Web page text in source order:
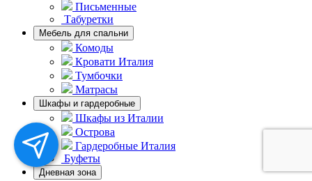
Письменные
Табуретки
Мебель для спальни
Комоды
Кровати Италия
Тумбочки
Матрасы
Шкафы и гардеробные
Шкафы из Италии
Острова
Гардеробные Италия
Буфеты
Дневная зона